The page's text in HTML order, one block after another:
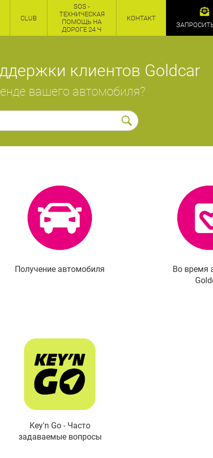
CLUB
SOS -
ТЕХНИЧЕСКАЯ
ПОМОЩЬ НА
ДОРОГЕ 24 Ч
КОНТАКТ
клиентов Goldcar
вашего автомобиля?
Получение автомобиля
Во время
Key'n Go - Часто
задаваемые вопросы